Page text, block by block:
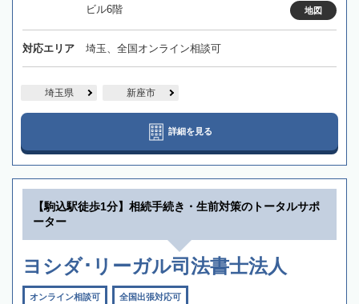
ビル6階
地図
対応エリア 埼玉、全国オンライン相談可
埼玉県 新座市
詳細を見る
【駒込駅徒歩1分】相続手続き・生前対策のトータルサポ
ーター
ヨシダ･リーガル司法書士法人
オンライン相談可 全国出張対応可